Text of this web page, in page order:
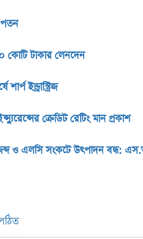
পতন
কোটি টাকার লেনদেন
ইন্ড্রাস্ট্রিজ
ক্রেডিট রেটিং মান প্রকাশ
জব্দ ও এলসি সংকটে উৎপাদন বন্ধ: